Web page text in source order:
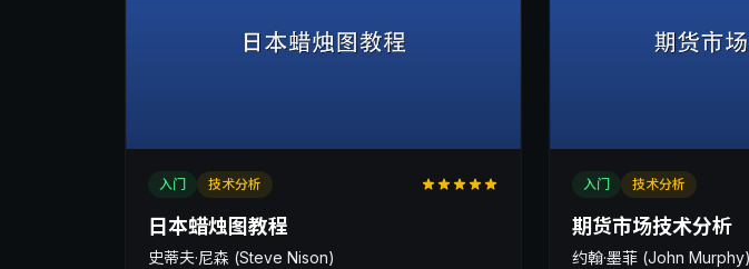
入门 技术分析
日本蜡烛图教程
史蒂夫·尼森 (Steve Nison)
入门 技术分析
期货市场技术分析
约翰·墨菲 (John Murphy)